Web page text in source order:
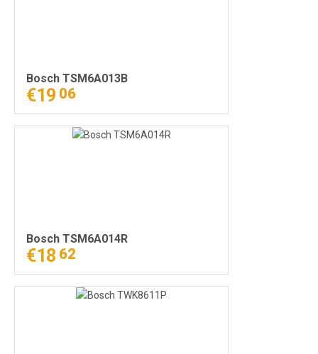
Bosch TSM6A013B
€19 06
Bosch TSM6A014R
€18 62